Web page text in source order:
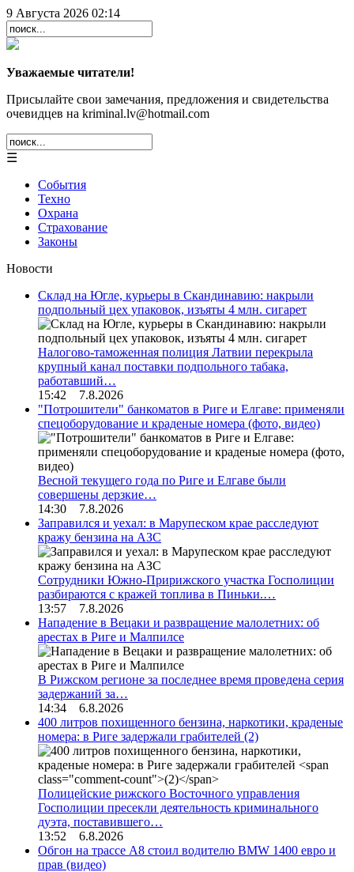
9 Августа 2026 02:14
Уважаемые читатели!
Присылайте свои замечания, предложения и свидетельства
очевидцев на kriminal.lv@hotmail.com
☰
События
Техно
Охрана
Страхование
Законы
Новости
Склад на Югле, курьеры в Скандинавию: накрыли
подпольный цех упаковок, изъяты 4 млн. сигарет
Налогово-таможенная полиция Латвии перекрыла
крупный канал поставки подпольного табака,
работавший…
15:42 7.8.2026
"Потрошители" банкоматов в Риге и Елгаве: применяли
спецоборудование и краденые номера (фото, видео)
Весной текущего года по Риге и Елгаве были
совершены дерзкие…
14:30 7.8.2026
Заправился и уехал: в Марупеском крае расследуют
кражу бензина на АЗС
Сотрудники Южно-Пририжского участка Госполиции
разбираются с кражей топлива в Пиньки.…
13:57 7.8.2026
Нападение в Вецаки и развращение малолетних: об
арестах в Риге и Малпилсе
В Рижском регионе за последнее время проведена серия
задержаний за…
14:34 6.8.2026
400 литров похищенного бензина, наркотики, краденые
номера: в Риге задержали грабителей (2)
Полицейские рижского Восточного управления
Госполиции пресекли деятельность криминального
дуэта, поставившего…
13:52 6.8.2026
Обгон на трассе А8 стоил водителю BMW 1400 евро и
прав (видео)